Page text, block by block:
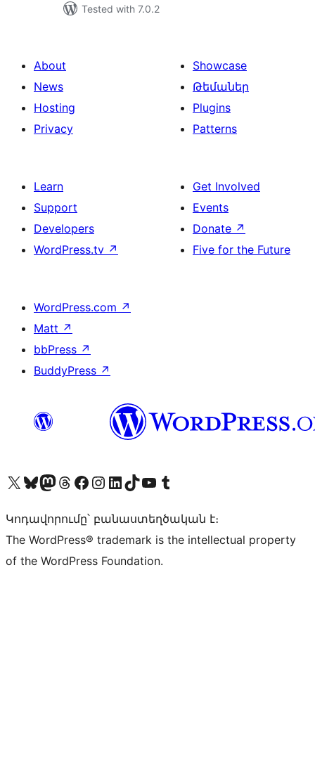
Tested with 7.0.2
About
News
Hosting
Privacy
Showcase
Թեմաներ
Plugins
Patterns
Learn
Support
Developers
WordPress.tv ↗
Get Involved
Events
Donate ↗
Five for the Future
WordPress.com ↗
Matt ↗
bbPress ↗
BuddyPress ↗
Visit our X (formerly Twitter) account
Visit our Bluesky account
Visit our Mastodon account
Visit our Threads account
Visit our Facebook page
Visit our Instagram account
Visit our LinkedIn account
Visit our TikTok account
Visit our YouTube channel
Visit our Tumblr account
Կոդավորումը՝ բանաստեղծական է։
The WordPress® trademark is the intellectual property
of the WordPress Foundation.